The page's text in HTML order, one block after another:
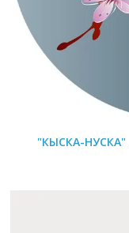
"КЫСКА-НУСКА"